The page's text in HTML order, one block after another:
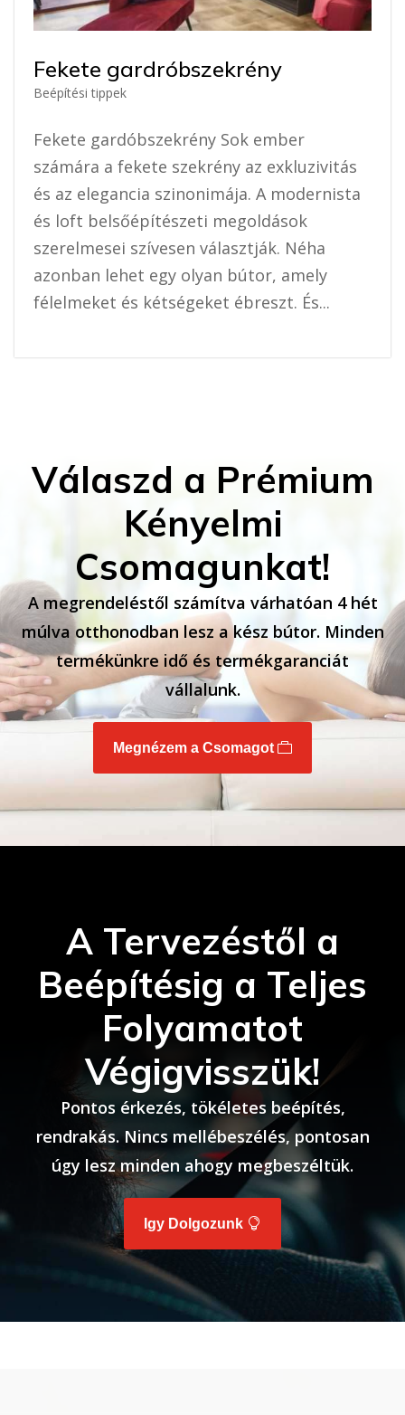
Fekete gardróbszekrény
Beépítési tippek
Fekete gardóbszekrény Sok ember
számára a fekete szekrény az exkluzivitás
és az elegancia szinonimája. A modernista
és loft belsőépítészeti megoldások
szerelmesei szívesen választják. Néha
azonban lehet egy olyan bútor, amely
félelmeket és kétségeket ébreszt. És...
Válaszd a Prémium
Kényelmi
Csomagunkat!
A megrendeléstől számítva várhatóan 4 hét
múlva otthonodban lesz a kész bútor. Minden
termékünkre idő és termékgaranciát
vállalunk.
Megnézem a Csomagot
A Tervezéstől a
Beépítésig a Teljes
Folyamatot
Végigvisszük!
Pontos érkezés, tökéletes beépítés,
rendrakás. Nincs mellébeszélés, pontosan
úgy lesz minden ahogy megbeszéltük.
Igy Dolgozunk